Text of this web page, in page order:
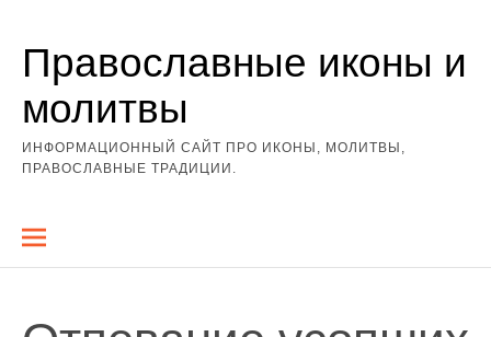
содержимому
Православные иконы и
молитвы
ИНФОРМАЦИОННЫЙ САЙТ ПРО ИКОНЫ, МОЛИТВЫ,
ПРАВОСЛАВНЫЕ ТРАДИЦИИ.